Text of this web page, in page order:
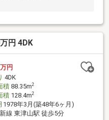
円 4DK
万円
4DK
積88.35m2
積128.4m2
1978年3月(築48年6ヶ月)
線 東津山駅 徒歩5分